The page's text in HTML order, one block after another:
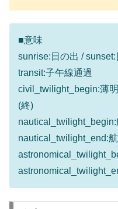
■意味
sunrise:日の出 / sunset:
transit:子午線通過
civil_twilight_begin:薄
(終)
nautical_twilight_end: